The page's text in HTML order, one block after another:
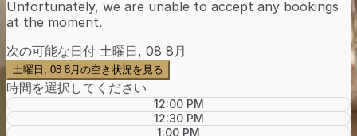
Unfortunately, we are unable to accept any bookings
at the moment.
次の可能な日付 土曜日, 08 8月
土曜日, 08 8月の空き状況を見る
時間を選択してください
12:00 PM
12:30 PM
1:00 PM